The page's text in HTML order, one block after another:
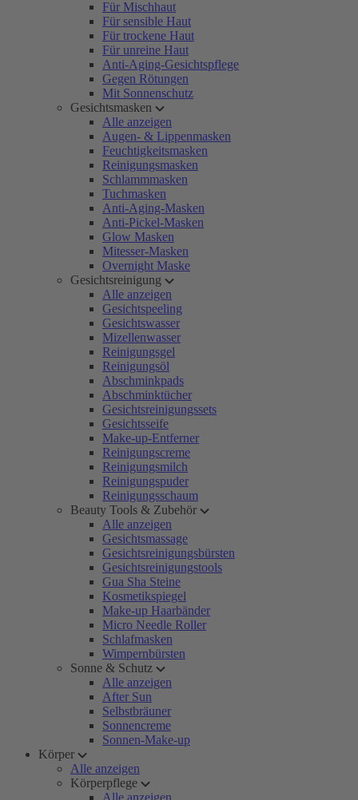
Für Mischhaut
Für sensible Haut
Für trockene Haut
Für unreine Haut
Anti-Aging-Gesichtspflege
Gegen Rötungen
Mit Sonnenschutz
Gesichtsmasken
Alle anzeigen
Augen- & Lippenmasken
Feuchtigkeitsmasken
Reinigungsmasken
Schlammmasken
Tuchmasken
Anti-Aging-Masken
Anti-Pickel-Masken
Glow Masken
Mitesser-Masken
Overnight Maske
Gesichtsreinigung
Alle anzeigen
Gesichtspeeling
Gesichtswasser
Mizellenwasser
Reinigungsgel
Reinigungsöl
Abschminkpads
Abschminktücher
Gesichtsreinigungssets
Gesichtsseife
Make-up-Entferner
Reinigungscreme
Reinigungsmilch
Reinigungspuder
Reinigungsschaum
Beauty Tools & Zubehör
Alle anzeigen
Gesichtsmassage
Gesichtsreinigungsbürsten
Gesichtsreinigungstools
Gua Sha Steine
Kosmetikspiegel
Make-up Haarbänder
Micro Needle Roller
Schlafmasken
Wimpernbürsten
Sonne & Schutz
Alle anzeigen
After Sun
Selbstbräuner
Sonnencreme
Sonnen-Make-up
Körper
Alle anzeigen
Körperpflege
Alle anzeigen